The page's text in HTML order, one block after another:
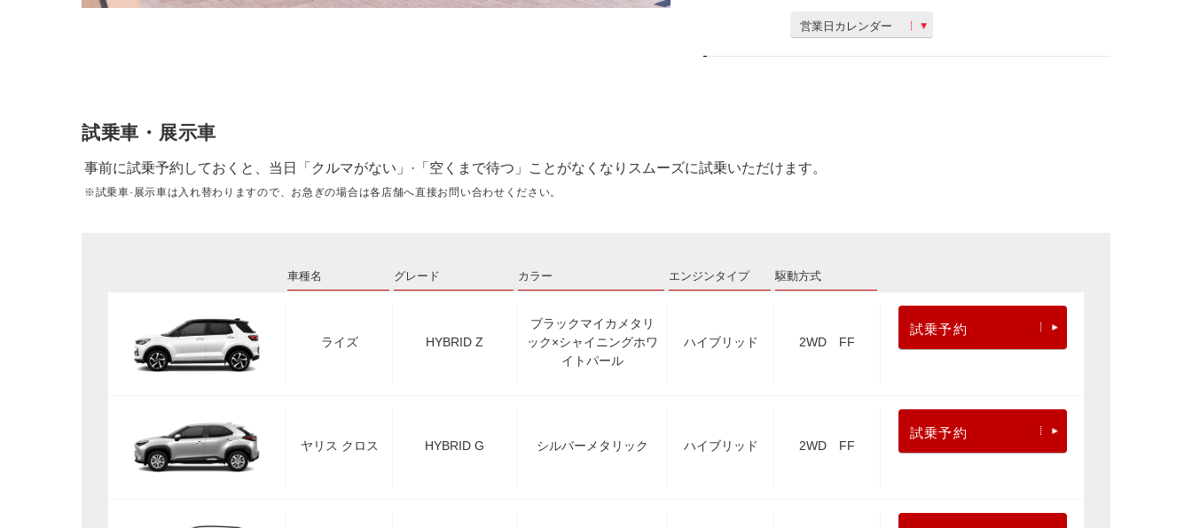
営業日カレンダー
試乗車・展示車
事前に試乗予約しておくと、当日「クルマがない」·「空くまで待つ」ことがなくなりスムーズに試乗いただけます。
※試乗車·展示車は入れ替わりますので、お急ぎの場合は各店舗へ直接お問い合わせください。
車種名 グレード カラー エンジンタイプ 駆動方式
ライズ HYBRID Z
ブラックマイカメタリ
ック×シャイニングホワ
イトパール
ハイブリッド 2WD FF
試乗予約
ヤリス クロス HYBRID G シルバーメタリック ハイブリッド 2WD FF
試乗予約